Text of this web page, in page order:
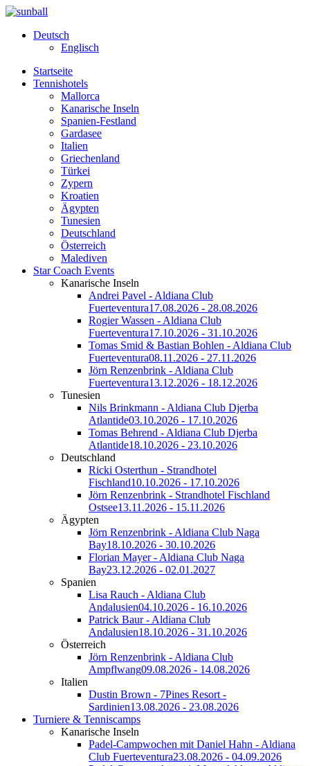
Deutsch
Englisch
Startseite
Tennishotels
Mallorca
Kanarische Inseln
Spanien-Festland
Gardasee
Italien
Griechenland
Türkei
Zypern
Kroatien
Ägypten
Tunesien
Deutschland
Österreich
Malediven
Star Coach Events
Kanarische Inseln
Andrei Pavel - Aldiana Club
Fuerteventura17.08.2026 - 28.08.2026
Rogier Wassen - Aldiana Club
Fuerteventura17.10.2026 - 31.10.2026
Tomas Smid & Bastian Bohlen - Aldiana Club
Fuerteventura08.11.2026 - 27.11.2026
Jörn Renzenbrink - Aldiana Club
Fuerteventura13.12.2026 - 18.12.2026
Tunesien
Nils Brinkmann - Aldiana Club Djerba
Atlantide03.10.2026 - 17.10.2026
Tomas Behrend - Aldiana Club Djerba
Atlantide18.10.2026 - 23.10.2026
Deutschland
Ricki Osterthun - Strandhotel
Fischland10.10.2026 - 17.10.2026
Jörn Renzenbrink - Strandhotel Fischland
Ostsee13.11.2026 - 15.11.2026
Ägypten
Jörn Renzenbrink - Aldiana Club Naga
Bay18.10.2026 - 30.10.2026
Florian Mayer - Aldiana Club Naga
Bay23.12.2026 - 02.01.2027
Spanien
Lisa Rauch - Aldiana Club
Andalusien04.10.2026 - 16.10.2026
Patrick Baur - Aldiana Club
Andalusien18.10.2026 - 31.10.2026
Österreich
Jörn Renzenbrink - Aldiana Club
Ampflwang09.08.2026 - 14.08.2026
Italien
Dustin Brown - 7Pines Resort -
Sardinien13.08.2026 - 23.08.2026
Turniere & Tenniscamps
Kanarische Inseln
Padel-Campwochen mit Daniel Hahn - Aldiana
Club Fuerteventura23.08.2026 - 04.09.2026